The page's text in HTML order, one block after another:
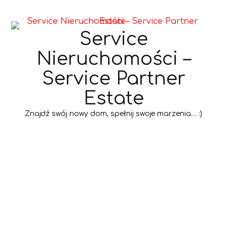
Service
Nieruchomości –
Service Partner
Estate
Znajdź swój nowy dom, spełnij swoje marzenia… :)